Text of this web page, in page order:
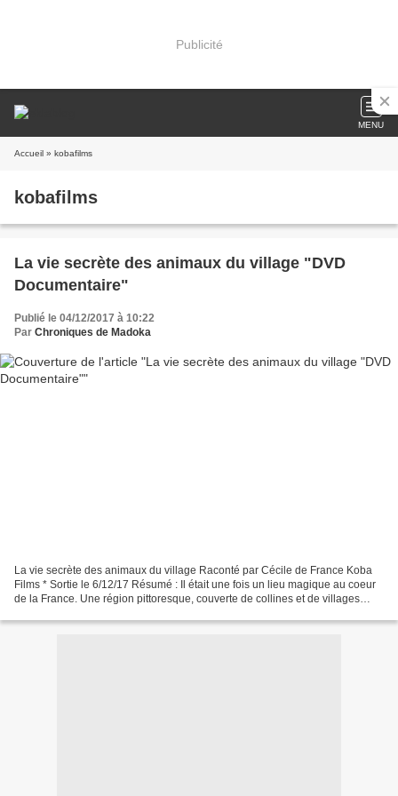
Publicité
MENU
Accueil » kobafilms
kobafilms
La vie secrète des animaux du village "DVD
Documentaire"
Publié le 04/12/2017 à 10:22
Par Chroniques de Madoka
La vie secrète des animaux du village Raconté par Cécile de France Koba
Films * Sortie le 6/12/17 Résumé : Il était une fois un lieu magique au coeur
de la France. Une région pittoresque, couverte de collines et de villages